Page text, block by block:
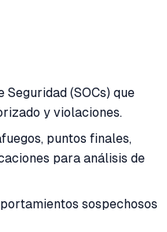
(SOCs) que
y violaciones.
puntos finales,
para análisis de
sospechosos